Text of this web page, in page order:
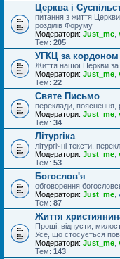
Церква і
питання з життя
розділів Форуму
Модератори: Just_me
Тем: 205
УГКЦ за кордоном
Життя нашої Церкви
Модератори: Just_me
Тем: 22
Святе Письмо
переклади, пояснення,
Модератори: Just_me
Тем: 34
Літургіка
літургічні тексти,
Модератори: Just_me
Тем: 53
Богослов'я
обговорення
Модератори: Just_me
Тем: 87
Життя
Прощі, відпусти,
Усе, що стосується
Модератори: Just_me
Тем: 143